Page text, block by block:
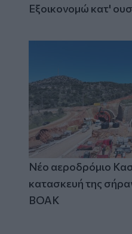
Εξοικονομώ κατ'
Νέο αεροδρόμιο
κατασκευή της
ΒΟΑΚ